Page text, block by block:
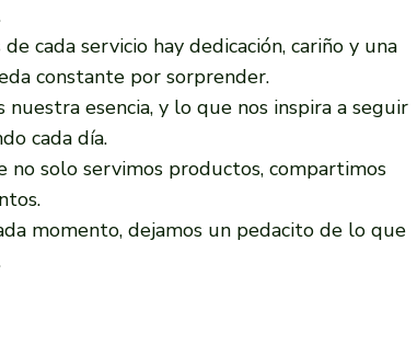
cada servicio hay dedicación, cariño y una
constante por sorprender.
nuestra esencia, y lo que nos inspira a seguir
cada día.
no solo servimos productos, compartimos
momento, dejamos un pedacito de lo que